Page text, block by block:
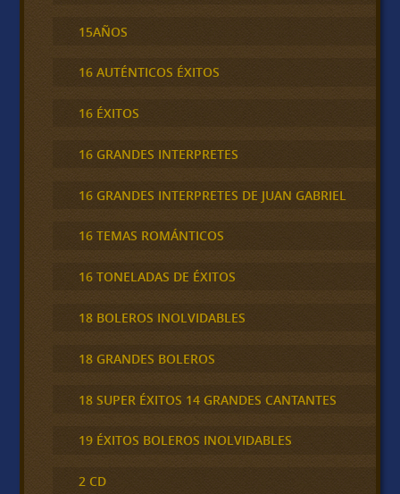
15AÑOS
16 AUTÉNTICOS ÉXITOS
16 ÉXITOS
16 GRANDES INTERPRETES
16 GRANDES INTERPRETES DE JUAN GABRIEL
16 TEMAS ROMÁNTICOS
16 TONELADAS DE ÉXITOS
18 BOLEROS INOLVIDABLES
18 GRANDES BOLEROS
18 SUPER ÉXITOS 14 GRANDES CANTANTES
19 ÉXITOS BOLEROS INOLVIDABLES
2 CD